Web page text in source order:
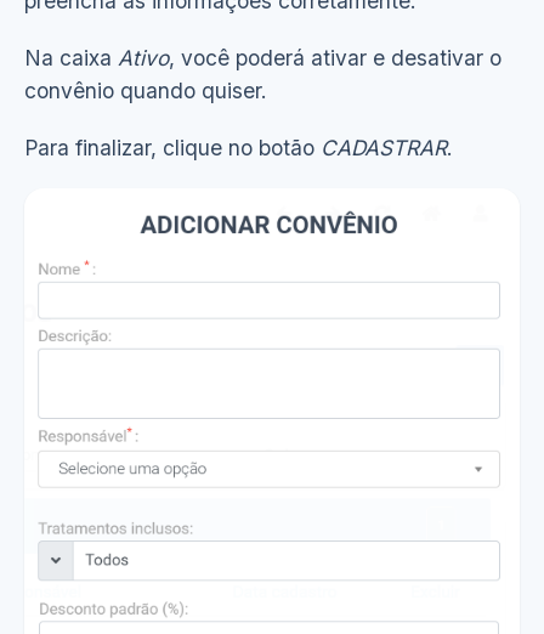
Na caixa Ativo, você poderá ativar e desativar o
convênio quando quiser.
Para finalizar, clique no botão CADASTRAR.